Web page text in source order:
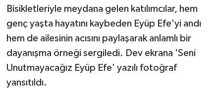
Bisikletleriyle meydana gelen katılımcılar, hem
genç yaşta hayatını kaybeden Eyüp Efe'yi andı
hem de ailesinin acısını paylaşarak anlamlı bir
dayanışma örneği sergiledi. Dev ekrana 'Seni
Unutmayacağız Eyüp Efe' yazılı fotoğraf
yansıtıldı.